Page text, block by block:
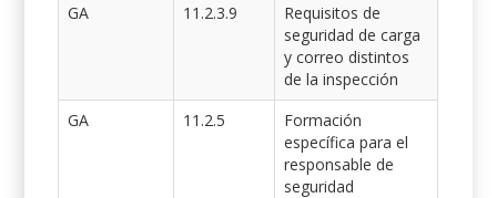
GA
11.2.3.9
Requisitos de
seguridad de carga
y correo distintos
de la inspección
GA
11.2.5
Formación
específica para el
responsable de
seguridad